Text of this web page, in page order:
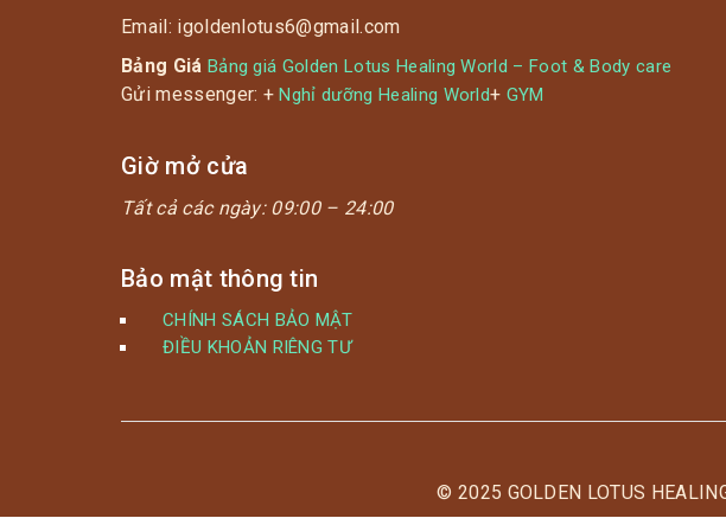
Email: igoldenlotus6@gmail.com
Bảng Giá Bảng giá Golden Lotus Healing World – Foot & Body care
Gửi messenger: +Nghỉ dưỡng Healing World+ GYM
Giờ mở cửa
Tất cả các ngày: 09:00 – 24:00
Bảo mật thông tin
CHÍNH SÁCH BẢO MẬT
ĐIỀU KHOẢN RIÊNG TƯ
© 2025 GOLDEN LOTUS